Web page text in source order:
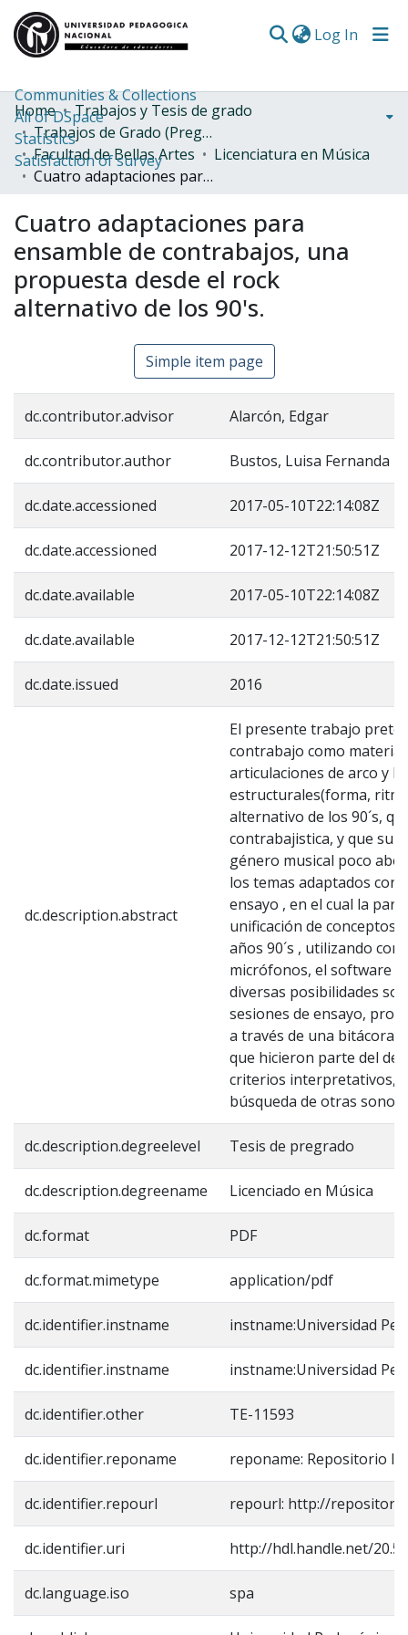
Log In
Communities & Collections
All of DSpace
Statistics
Satisfaction of survey
Home
Trabajos y Tesis de grado
Trabajos de Grado (Pregrado)
Facultad de Bellas Artes
Licenciatura en Música
Cuatro adaptaciones para ensamble de contrabajos, una propuesta desde el rock alternativo de los 90's.
Cuatro adaptaciones para
ensamble de contrabajos, una
propuesta desde el rock
alternativo de los 90's.
Simple item page
dc.contributor.advisor Alarcón, Edgar
dc.contributor.author Bustos, Luisa Fernanda
dc.date.accessioned 2017-05-10T22:14:08Z
dc.date.accessioned 2017-12-12T21:50:51Z
dc.date.available 2017-05-10T22:14:08Z
dc.date.available 2017-12-12T21:50:51Z
dc.date.issued 2016
dc.description.abstract
El presente trabajo
contrabajo como material
articulaciones de arco y
estructurales(forma,
alternativo de los 90´s,
contrabajistica, y que
género musical poco
los temas adaptados
ensayo , en el cual la
unificación de conceptos
años 90´s , utilizando
micrófonos, el software
diversas posibilidades
sesiones de ensayo,
a través de una bitácora,
que hicieron parte del
criterios interpretativos,
búsqueda de otras
dc.description.degreelevel Tesis de pregrado
dc.description.degreename Licenciado en Música
dc.format PDF
dc.format.mimetype application/pdf
dc.identifier.instname instname:Universidad
dc.identifier.instname instname:Universidad
dc.identifier.other TE-11593
dc.identifier.reponame reponame: Repositorio
dc.identifier.repourl repourl: http://
dc.identifier.uri http://hdl.handle.net/
dc.language.iso spa